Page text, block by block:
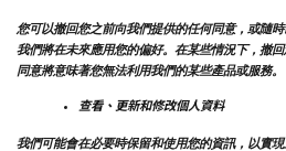
您可以撤回您之前向我們提供的任何同意，或隨
我們將在未來應用您的偏好。在某些情況下，撤
同意將意味著您無法利用我們的某些產品或服務。
查看、更新和修改個人資料
我們可能會在必要時保留和使用您的資訊，以實